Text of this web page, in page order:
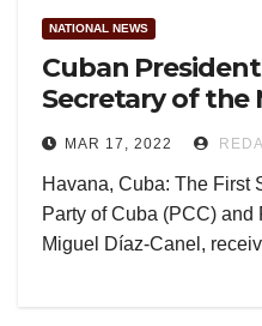
NATIONAL NEWS
Cuban
Secretary of the
MAR 17, 2022
Havana, Cuba: The First
Party of Cuba (PCC)
Miguel Díaz-Canel,